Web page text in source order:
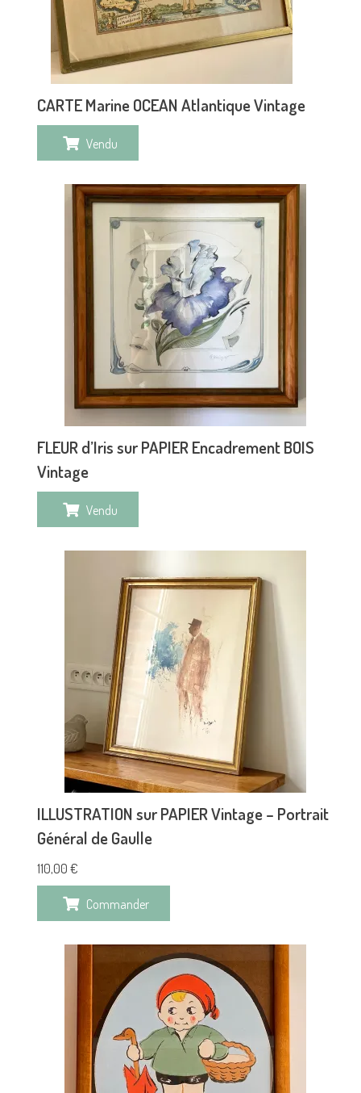
CARTE Marine OCEAN Atlantique Vintage
Vendu
FLEUR d’Iris sur PAPIER Encadrement BOIS
Vintage
Vendu
ILLUSTRATION sur PAPIER Vintage – Portrait
Général de Gaulle
110,00 €
Commander